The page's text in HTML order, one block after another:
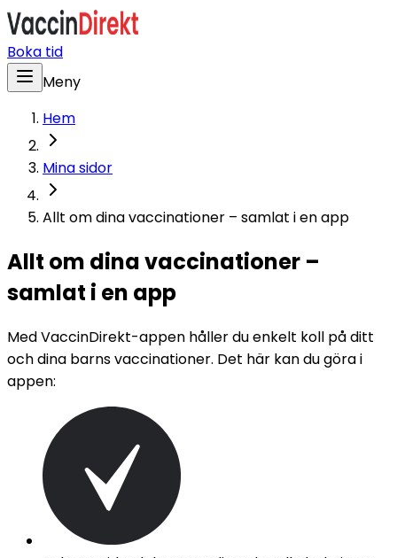
Boka tid
Meny
Hem
Mina sidor
Allt om dina vaccinationer – samlat i en app
Allt om dina vaccinationer –
samlat i en app
Med VaccinDirekt-appen håller du enkelt koll på ditt
och dina barns vaccinationer.​ Det här kan du göra i
appen​: